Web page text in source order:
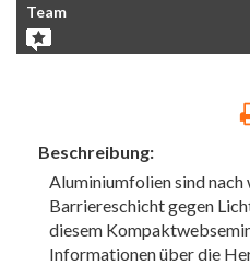
Team
Beschreibung:
Aluminiumfolien sind
Barriereschicht gegen
diesem
Informationen über die